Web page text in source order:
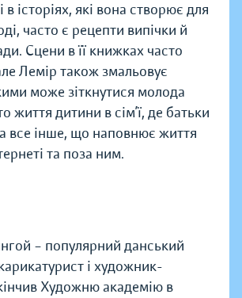
в історіях, які вона створює для
часто є рецепти випічки й
Сцени в її книжках часто
Лемір також змальовує
може зіткнутися молода
життя дитини в сім’ї, де батьки
все інше, що наповнює життя
та поза ним.
– популярний данський
і художник-
Художню академію в